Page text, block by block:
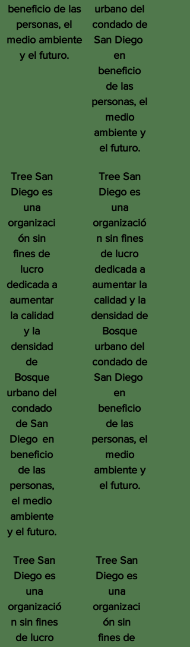
beneficio de las
personas, el
medio ambiente
y el futuro.
Tree San
Diego es
una
organizaci
ón sin
fines de
lucro
dedicada a
aumentar
la calidad
y la
densidad
de
Bosque
urbano del
condado
de San
Diego en
beneficio
de las
personas,
el medio
ambiente
y el futuro.
Tree San
Diego es
una
organizació
n sin fines
de lucro
urbano del
condado de
San Diego
en
beneficio
de las
personas, el
medio
ambiente y
el futuro.
Tree San
Diego es
una
organizació
n sin fines
de lucro
dedicada a
aumentar la
calidad y la
densidad de
Bosque
urbano del
condado de
San Diego
en
beneficio
de las
personas, el
medio
ambiente y
el futuro.
Tree San
Diego es
una
organizaci
ón sin
fines de